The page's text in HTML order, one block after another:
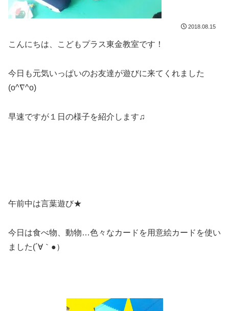
2018.08.15
こんにちは、こどもプラス東金教室です！
今日も元気いっぱいのお友達が遊びに来てくれました
(o^∇^o)
早速ですが１日の様子を紹介します♫
午前中は言葉遊び★
今日は食べ物、動物…色々なカードを用意絵カードを使い
ました(´∀｀●）